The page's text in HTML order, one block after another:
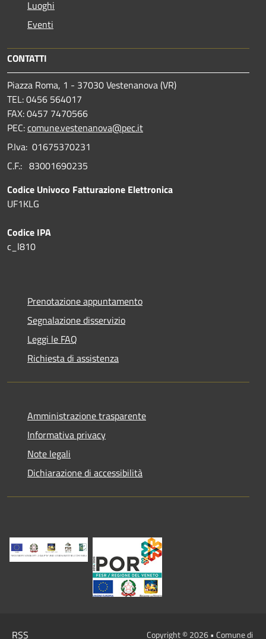
Luoghi
Eventi
CONTATTI
Piazza Roma, 1 - 37030 Vestenanova (VR)
TEL: 0456 564017
FAX: 0457 7470566
PEC:comune.vestenanova@pec.it
P.Iva: 01675370231
C.F.: 83001690235
Codice Univoco Fatturazione Elettronica
UF1KLG
Codice IPA
c_l810
Prenotazione appuntamento
Segnalazione disservizio
Leggi le FAQ
Richiesta di assistenza
Amministrazione trasparente
Informativa privacy
Note legali
Dichiarazione di accessibilità
RSS Copyright © 2026 • Comune di